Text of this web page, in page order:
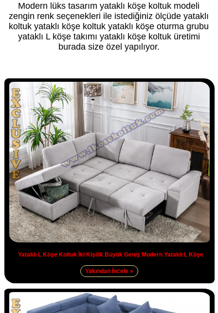
Modern lüks tasarım yataklı köşe koltuk modeli
zengin renk seçenekleri ile istediğiniz ölçüde yataklı
koltuk yataklı köşe koltuk yataklı köşe oturma grubu
yataklı L köşe takımı yataklı köşe koltuk üretimi
burada size özel yapılıyor.
Yataklı L Köşe Koltuk İki Kişilik Büyük Geniş Modern Yataklı L Köşe
Yakından İncele »